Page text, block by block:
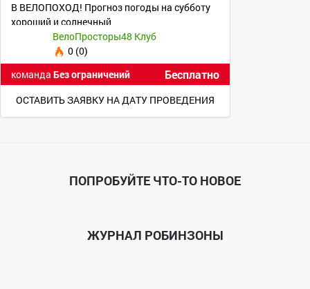
В ВЕЛОПОХОД! Прогноз погоды на субботу
хороший и солнечный
ВелоПросторы48 Клуб
0 (0)
команда Без ограничений Бесплатно
ОСТАВИТЬ ЗАЯВКУ НА ДАТУ ПРОВЕДЕНИЯ
ПОПРОБУЙТЕ ЧТО-ТО НОВОЕ
ЖУРНАЛ РОБИНЗОНЫ